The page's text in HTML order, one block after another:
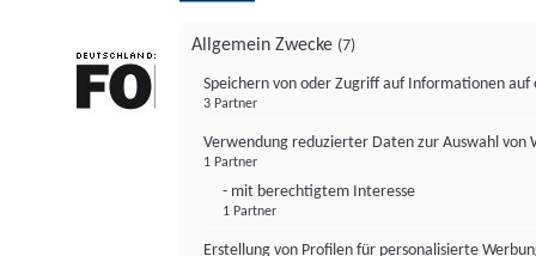
Allgemein Zwecke (7)
Speichern von oder Zugriff auf Informationen auf
3 Partner
Verwendung reduzierter Daten zur Auswahl von
1 Partner
- mit berechtigtem Interesse
1 Partner
Erstellung von Profilen für personalisierte
FONDS professionell